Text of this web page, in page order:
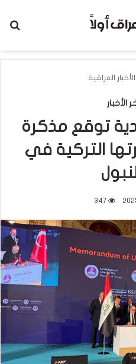
الأخبار العراقية
الأخبار
توقع مذكرة
التركية في
347